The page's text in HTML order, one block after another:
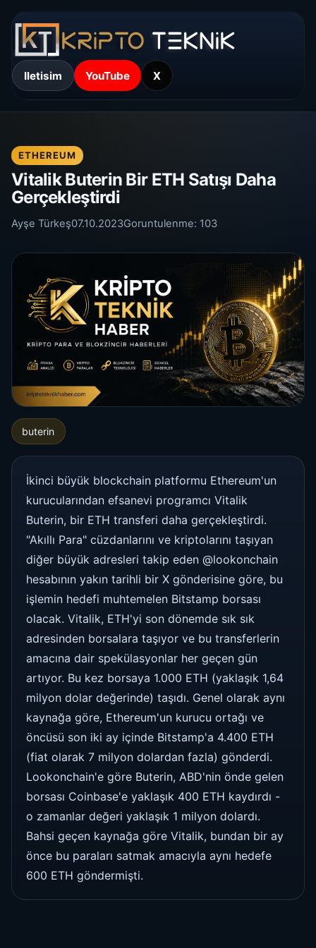
Iletisim YouTube X
ETHEREUM
Vitalik Buterin Bir ETH Satışı Daha
Gerçekleştirdi
Ayşe Türkeş07.10.2023Goruntulenme: 103
buterin
İkinci büyük blockchain platformu Ethereum'un
kurucularından efsanevi programcı Vitalik
Buterin, bir ETH transferi daha gerçekleştirdi.
"Akıllı Para" cüzdanlarını ve kriptolarını taşıyan
diğer büyük adresleri takip eden @lookonchain
hesabının yakın tarihli bir X gönderisine göre, bu
işlemin hedefi muhtemelen Bitstamp borsası
olacak. Vitalik, ETH'yi son dönemde sık sık
adresinden borsalara taşıyor ve bu transferlerin
amacına dair spekülasyonlar her geçen gün
artıyor. Bu kez borsaya 1.000 ETH (yaklaşık 1,64
milyon dolar değerinde) taşıdı. Genel olarak aynı
kaynağa göre, Ethereum'un kurucu ortağı ve
öncüsü son iki ay içinde Bitstamp'a 4.400 ETH
(fiat olarak 7 milyon dolardan fazla) gönderdi.
Lookonchain'e göre Buterin, ABD'nin önde gelen
borsası Coinbase'e yaklaşık 400 ETH kaydırdı -
o zamanlar değeri yaklaşık 1 milyon dolardı.
Bahsi geçen kaynağa göre Vitalik, bundan bir ay
önce bu paraları satmak amacıyla aynı hedefe
600 ETH göndermişti.